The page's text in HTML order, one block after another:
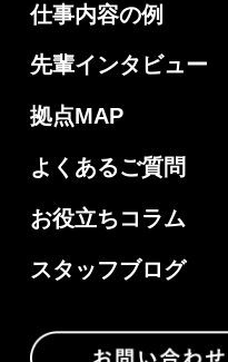
仕事内容の例
先輩インタビュー
拠点MAP
よくあるご質問
お役立ちコラム
スタッフブログ